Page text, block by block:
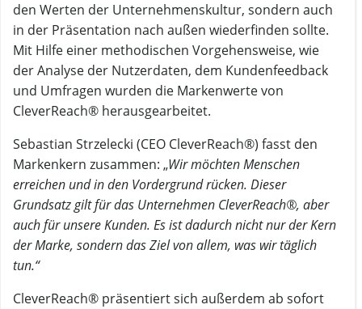
den Werten der Unternehmenskultur, sondern auch
in der Präsentation nach außen wiederfinden sollte.
Mit Hilfe einer methodischen Vorgehensweise, wie
der Analyse der Nutzerdaten, dem Kundenfeedback
und Umfragen wurden die Markenwerte von
CleverReach® herausgearbeitet.
Sebastian Strzelecki (CEO CleverReach®) fasst den
Markenkern zusammen: „Wir möchten Menschen
erreichen und in den Vordergrund rücken. Dieser
Grundsatz gilt für das Unternehmen CleverReach®, aber
auch für unsere Kunden. Es ist dadurch nicht nur der Kern
der Marke, sondern das Ziel von allem, was wir täglich
tun.“
CleverReach® präsentiert sich außerdem ab sofort